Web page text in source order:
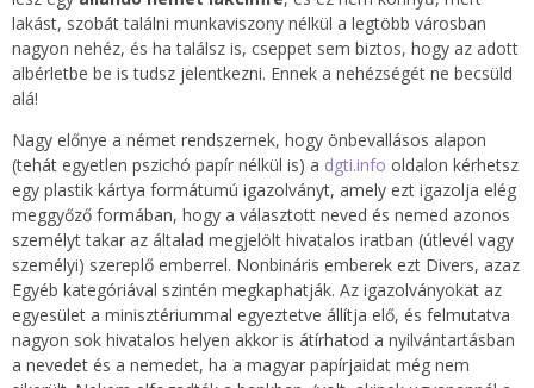
lakást, szobát találni munkaviszony nélkül a legtöbb városban
nagyon nehéz, és ha találsz is, cseppet sem biztos, hogy az adott
albérletbe be is tudsz jelentkezni. Ennek a nehézségét ne becsüld
alá!
Nagy előnye a német rendszernek, hogy önbevallásos alapon
(tehát egyetlen pszichó papír nélkül is) a dgti.info oldalon kérhetsz
egy plastik kártya formátumú igazolványt, amely ezt igazolja elég
meggyőző formában, hogy a választott neved és nemed azonos
személyt takar az általad megjelölt hivatalos iratban (útlevél vagy
személyi) szereplő emberrel. Nonbináris emberek ezt Divers, azaz
Egyéb kategóriával szintén megkaphatják. Az igazolványokat az
egyesület a minisztériummal egyeztetve állítja elő, és felmutatva
nagyon sok hivatalos helyen akkor is átírhatod a nyilvántartásban
a nevedet és a nemedet, ha a magyar papírjaidat még nem